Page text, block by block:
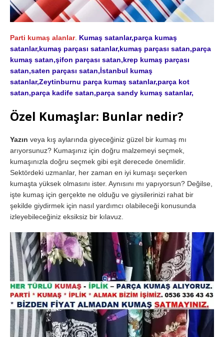
Parti kumaş alanlar. Kumaş satanlar,parça kumaş
satanlar,kumaş parçası satanlar,kumaş parçası satan,parça
kumaş satan,şifon parçası satan,krep kumaş parçası
satan,saten parçası satan,İstanbul kumaş
satanlar,Zeytinburnu parça kumaş satanlar,parça kot
satan,parça kadife satan,parça sandy kumaş satanlar,
Özel Kumaşlar: Bunlar nedir?
Yazın veya kış aylarında giyeceğiniz güzel bir kumaş mı
arıyorsunuz? Kumaşınız için doğru malzemeyi seçmek,
kumaşınızla doğru seçmek gibi eşit derecede önemlidir.
Sektördeki uzmanlar, her zaman en iyi kumaşı seçerken
kumaşta yüksek olmasını ister. Aynısını mı yapıyorsun? Değilse,
işte kumaş için gerçekte ne olduğu ve giysilerinizi rahat bir
şekilde giydirmek için nasıl yardımcı olabileceği konusunda
izleyebileceğiniz eksiksiz bir kılavuz.